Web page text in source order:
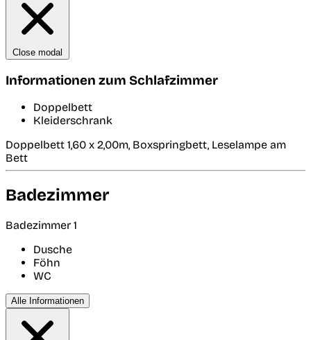
Close modal
Informationen zum Schlafzimmer
Doppelbett
Kleiderschrank
Doppelbett 1,60 x 2,00m, Boxspringbett, Leselampe am
Bett
Badezimmer
Badezimmer 1
Dusche
Föhn
WC
Alle Informationen